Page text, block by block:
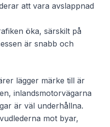
att vara avslappnad
öka, särskilt på
är snabb och
lägger märke till är
inlandsmotorvägarna
är väl underhållna.
mot byar,